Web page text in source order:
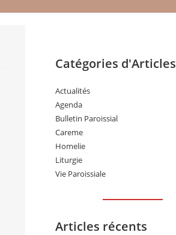
Catégories d'Articles
Actualités
Agenda
Bulletin Paroissial
Careme
Homelie
Liturgie
Vie Paroissiale
Articles récents